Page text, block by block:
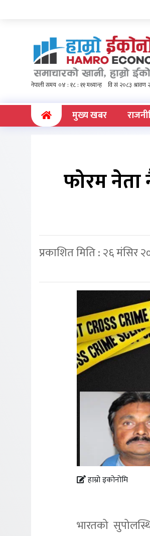
(current)मुख्य खबर
फोरम नेता
प्रकाशित मिति : २६
हाम्रो इकोनोमि
भारतको